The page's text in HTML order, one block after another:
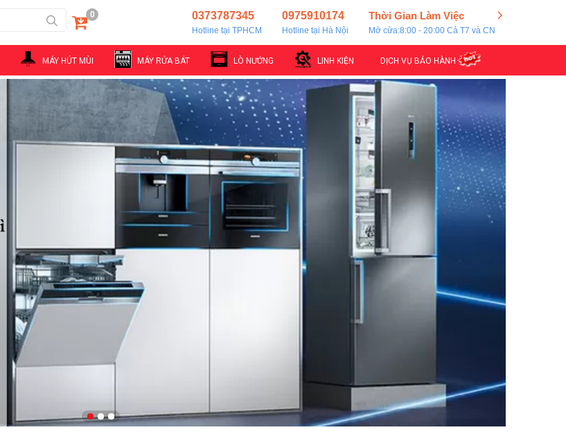
0 Thời Gian Làm Việc
Mở cửa:8:00 - 20:00 Cả T7 và CN
0975910174
Hotline tại Hà Nội
0373787345
Hotline tại TPHCM
MÁY HÚT MÙI MÁY RỬA BÁT LÒ NƯỚNG LINH KIỆN DỊCH VỤ BẢO HÀNH